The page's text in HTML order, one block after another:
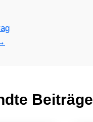
Beiträge